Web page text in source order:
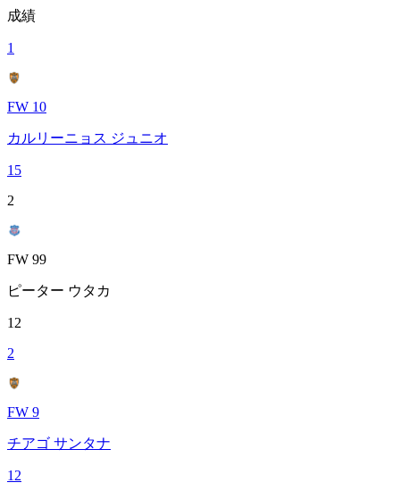
成績
1
FW 10
カルリーニョス ジュニオ
15
2
FW 99
ピーター ウタカ
12
2
FW 9
チアゴ サンタナ
12